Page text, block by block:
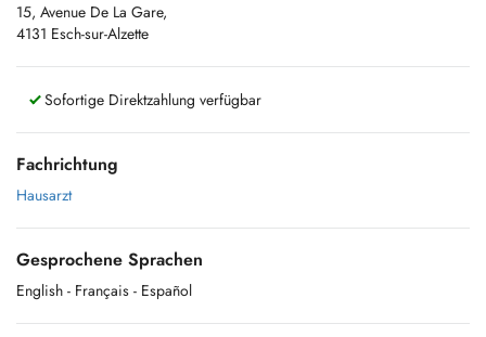
15, Avenue De La Gare,
4131 Esch-sur-Alzette
Sofortige Direktzahlung verfügbar
Fachrichtung
Hausarzt
Gesprochene Sprachen
English - Français - Español